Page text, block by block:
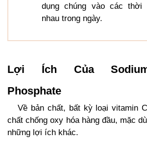
dụng chúng vào các thời
nhau trong ngày.
Lợi Ích Của
Phosphate
Về bản chất, bất kỳ loại vitamin
chất chống oxy hóa hàng đầu, mặc
những lợi ích khác.